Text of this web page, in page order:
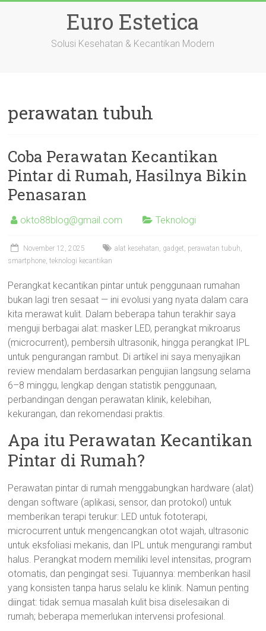
Euro Estetica
Solusi Kesehatan & Kecantikan Modern
perawatan tubuh
Coba Perawatan Kecantikan
Pintar di Rumah, Hasilnya Bikin
Penasaran
okto88blog@gmail.com Teknologi
November 12, 2025 alat kesehatan, gadget, perawatan tubuh,
smartphone,teknologi kecantikan
Perangkat kecantikan pintar untuk penggunaan rumahan
bukan lagi tren sesaat — ini evolusi yang nyata dalam cara
kita merawat kulit. Dalam beberapa tahun terakhir saya
menguji berbagai alat: masker LED, perangkat mikroarus
(microcurrent), pembersih ultrasonik, hingga perangkat IPL
untuk pengurangan rambut. Di artikel ini saya menyajikan
review mendalam berdasarkan pengujian langsung selama
6–8 minggu, lengkap dengan statistik penggunaan,
perbandingan dengan perawatan klinik, kelebihan,
kekurangan, dan rekomendasi praktis.
Apa itu Perawatan Kecantikan
Pintar di Rumah?
Perawatan pintar di rumah menggabungkan hardware (alat)
dengan software (aplikasi, sensor, dan protokol) untuk
memberikan terapi terukur: LED untuk fototerapi,
microcurrent untuk mengencangkan otot wajah, ultrasonic
untuk eksfoliasi mekanis, dan IPL untuk mengurangi rambut
halus. Perangkat modern memiliki level intensitas, program
otomatis, dan pengingat sesi. Tujuannya: memberikan hasil
yang konsisten tanpa harus selalu ke klinik. Namun penting
diingat: tidak semua masalah kulit bisa diselesaikan di
rumah; beberapa memerlukan intervensi profesional.